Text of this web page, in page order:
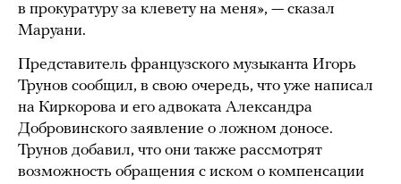
в прокуратуру за клевету на меня», — сказал
Маруани.
Представитель французского музыканта Игорь
Трунов сообщил, в свою очередь, что уже написал
на Киркорова и его адвоката Александра
Добровинского заявление о ложном доносе.
Трунов добавил, что они также рассмотрят
возможность обращения с иском о компенсации